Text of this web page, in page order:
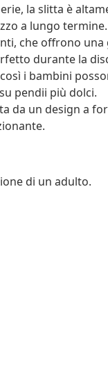
la slitta è
a lungo termine.
che offrono
durante la
i bambini
pendii più dolci.
da un design a
di un adulto.